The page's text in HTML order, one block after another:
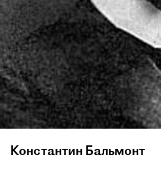
Константин Бальмонт